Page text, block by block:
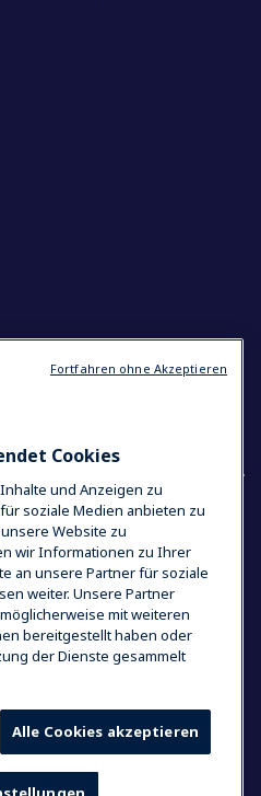
LANGUAGE
DEUTSCHLAND
Cookie-Richtlinien
Cookies
und Anzeigen zu
soziale Medien anbieten zu
Website zu
wir Informationen zu Ihrer
an unsere Partner für soziale
weiter. Unsere Partner
mit weiteren
bereitgestellt haben oder
der Dienste gesammelt
Alle Cookies akzeptieren
Fortfahren ohne Akzeptieren